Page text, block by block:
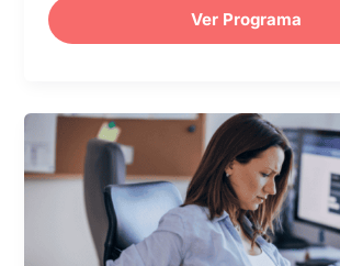
Ver Programa
Molestias
físicas
en
el
embarazo